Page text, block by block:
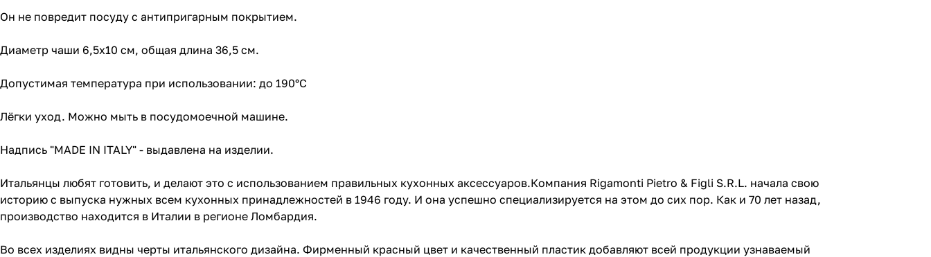
Он не повредит посуду с антипригарным покрытием.
Диаметр чаши 6,5x10 см, общая длина 36,5 см.
Допустимая температура при использовании: до 190°C
Лёгки уход. Можно мыть в посудомоечной машине.
Надпись "MADE IN ITALY" - выдавлена на изделии.
Итальянцы любят готовить, и делают это с использованием правильных кухонных аксессуаров.Компания Rigamonti Pietro & Figli S.R.L. начала свою
историю с выпуска нужных всем кухонных принадлежностей в 1946 году. И она успешно специализируется на этом до сих пор. Как и 70 лет назад,
производство находится в Италии в регионе Ломбардия.
Во всех изделиях видны черты итальянского дизайна. Фирменный красный цвет и качественный пластик добавляют всей продукции узнаваемый